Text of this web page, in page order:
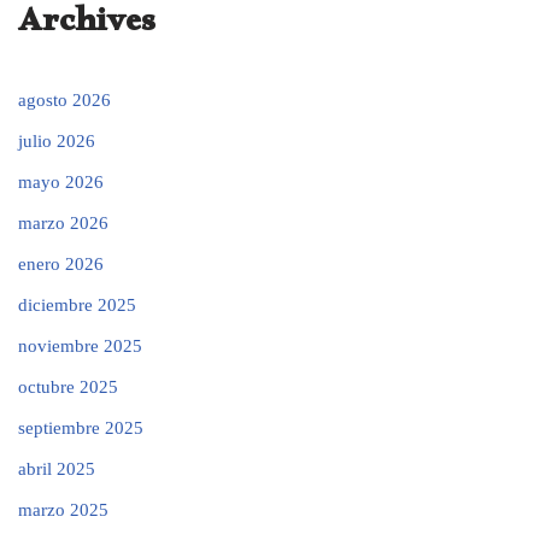
Archives
agosto 2026
julio 2026
mayo 2026
marzo 2026
enero 2026
diciembre 2025
noviembre 2025
octubre 2025
septiembre 2025
abril 2025
marzo 2025